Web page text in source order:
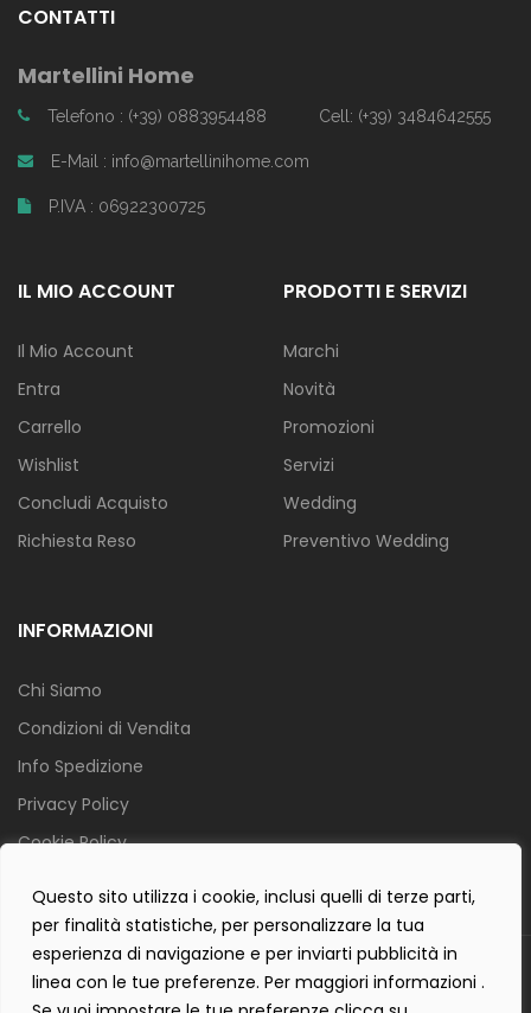
Questo sito utilizza i cookie, inclusi quelli di terze parti,
per finalità statistiche, per personalizzare la tua
esperienza di navigazione e per inviarti pubblicità in
linea con le tue preferenze. Per maggiori informazioni .
CONTATTI
Martellini Home
Telefono : (+39) 0883954488 Cell: (+39) 3484642555
E-Mail : info@martellinihome.com
P.IVA : 06922300725
IL MIO ACCOUNT
Il Mio Account
Entra
Carrello
Wishlist
Concludi Acquisto
Richiesta Reso
PRODOTTI E SERVIZI
Marchi
Novità
Promozioni
Servizi
Wedding
Preventivo Wedding
INFORMAZIONI
Chi Siamo
Condizioni di Vendita
Info Spedizione
Privacy Policy
Cookie Policy
Copyright 2019 © Tecnostudio di Martellini Nicoletta